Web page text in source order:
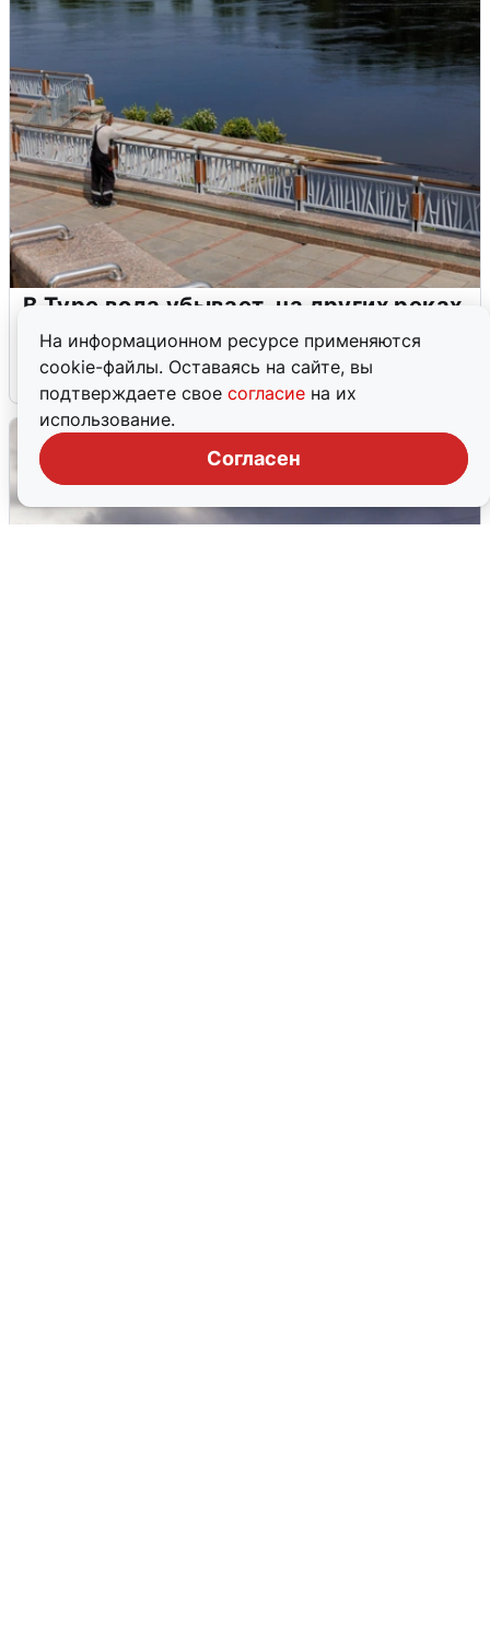
На информационном ресурсе применяются
cookie-файлы. Оставаясь на сайте, вы
подтверждаете свое согласие на их
использование.
Согласен
В Туре вода убывает, на других реках
области прибывает
4 августа 0